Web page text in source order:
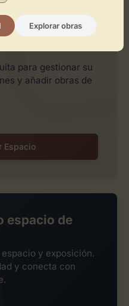
de este
para gestionar su
y añadir obras de
Espacio
espacio de
y exposición.
y conecta con
Explorar obras